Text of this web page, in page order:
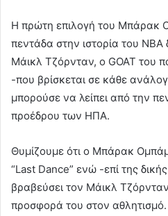
Η πρώτη επιλογή του Μπάρακ
πεντάδα στην ιστορία του
Μάικλ Τζόρνταν, ο GOAT του
-που βρίσκεται σε κάθε
μπορούσε να λείπει από την
προέδρου των ΗΠΑ.
Θυμίζουμε ότι ο Μπάρακ
“Last Dance” ενώ -επί της
βραβεύσει τον Μάικλ
προσφορά του στον αθλητισμό.